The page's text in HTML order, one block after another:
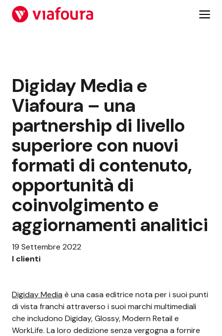
Digiday Media e
Viafoura – una
partnership di livello
superiore con nuovi
formati di contenuto,
opportunità di
coinvolgimento e
aggiornamenti analitici
19 Settembre 2022
I clienti
Digiday Media è una casa editrice nota per i suoi punti
di vista franchi attraverso i suoi marchi multimediali
che includono Digiday, Glossy, Modern Retail e
WorkLife. La loro dedizione senza vergogna a fornire